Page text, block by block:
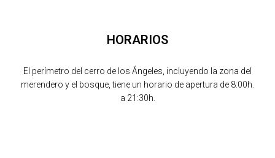
HORARIOS
El perímetro del cerro de los Ángeles, incluyendo la zona del
merendero y el bosque, tiene un horario de apertura de 8:00h.
a 21:30h.